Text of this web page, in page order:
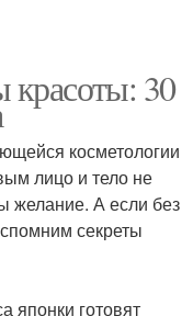
красоты: 30
косметологии
лицо и тело не
желание. А если без
секреты
японки готовят